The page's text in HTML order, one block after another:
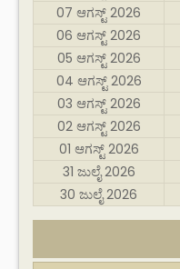
07 ಆಗಸ್ಟ್ 2026
06 ಆಗಸ್ಟ್ 2026
05 ಆಗಸ್ಟ್ 2026
04 ಆಗಸ್ಟ್ 2026
03 ಆಗಸ್ಟ್ 2026
02 ಆಗಸ್ಟ್ 2026
01 ಆಗಸ್ಟ್ 2026
31 ಜುಲೈ 2026
30 ಜುಲೈ 2026